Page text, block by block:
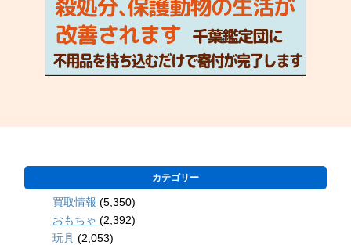
カテゴリー
買取情報 (5,350)
おもちゃ (2,392)
玩具 (2,053)